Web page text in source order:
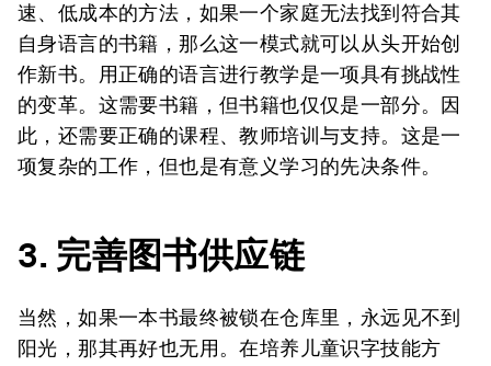
速、低成本的方法，如果一个家庭无法找到符合其
自身语言的书籍，那么这一模式就可以从头开始创
作新书。用正确的语言进行教学是一项具有挑战性
的变革。这需要书籍，但书籍也仅仅是一部分。因
此，还需要正确的课程、教师培训与支持。这是一
项复杂的工作，但也是有意义学习的先决条件。
3. 完善图书供应链
当然，如果一本书最终被锁在仓库里，永远见不到
阳光，那其再好也无用。在培养儿童识字技能方